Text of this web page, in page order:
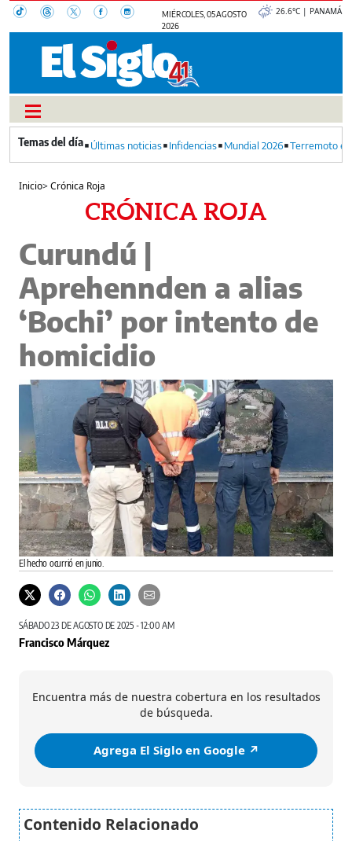
MIÉRCOLES, 05 AGOSTO
2026
26.6°C | PANAMÁ
Últimas noticias Infidencias Mundial 2026 Terremoto
Inicio>Crónica Roja
CRÓNICA ROJA
Curundú |
Aprehennden a alias
‘Bochi’ por intento de
homicidio
El hecho ocurrió en junio.
SÁBADO 23 DE AGOSTO DE 2025 - 12:00 AM
Francisco Márquez
Encuentra más de nuestra cobertura en los resultados
de búsqueda.
Agrega El Siglo en Google ↗️